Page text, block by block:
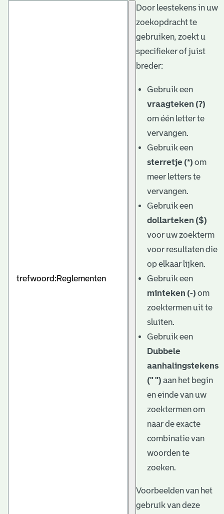
Door leestekens in uw
zoekopdracht te
gebruiken, zoekt u
specifieker of juist
breder:
Gebruik een
vraagteken (?)
om één letter te
vervangen.
Gebruik een
sterretje (*) om
meer letters te
vervangen.
Gebruik een
dollarteken ($)
voor uw zoekterm
voor resultaten die
op elkaar lijken.
Gebruik een
minteken (-) om
zoektermen uit te
sluiten.
Gebruik een
Dubbele
aanhalingstekens
(" ") aan het begin
en einde van uw
zoektermen om
naar de exacte
combinatie van
woorden te
zoeken.
Voorbeelden van het
gebruik van deze